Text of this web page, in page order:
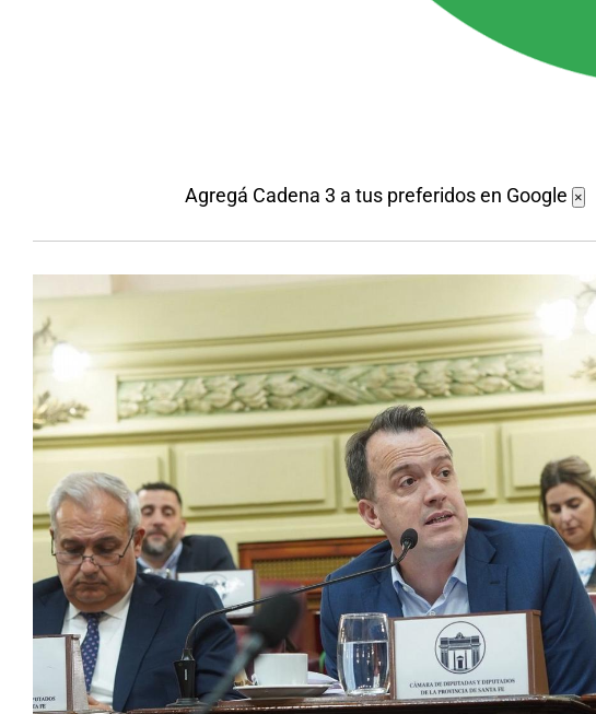
Agregá Cadena 3 a tus preferidos en Google ×